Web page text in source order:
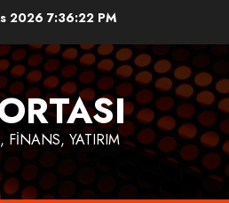
2026 7:36:22 PM
FINANS, YATIRIM